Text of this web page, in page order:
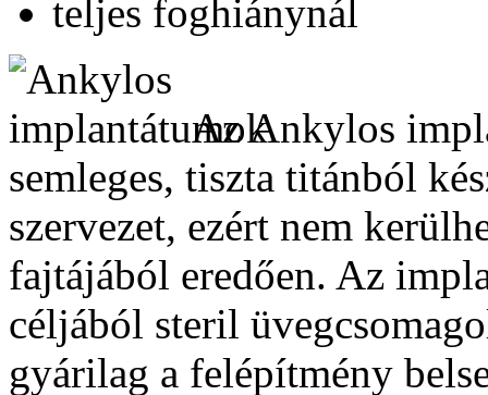
teljes foghiánynál
Az Ankylos
semleges, tiszta titánból
szervezet, ezért nem
fajtájából eredően. Az
céljából steril
gyárilag a felépítmény